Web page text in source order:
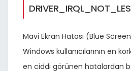
Mavi Ekran Hatası (Blue
Windows kullanıcılarının en
en ciddi görünen hatalardan